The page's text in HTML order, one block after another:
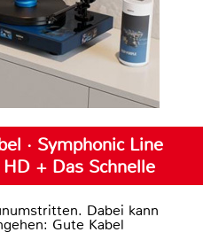
· Symphonic Line
+ Das Schnelle
Dabei kann
Gute Kabel